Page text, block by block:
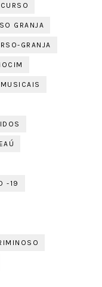
GRANJA
GRANJA
-19